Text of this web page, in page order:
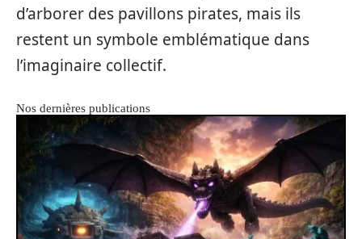
d’arborer des pavillons pirates, mais ils
restent un symbole emblématique dans
l’imaginaire collectif.
Nos dernières publications